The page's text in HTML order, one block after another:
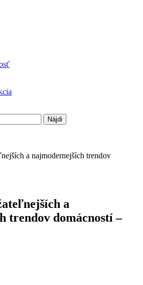
a najmodernejších trendov
a
trendov domácností –